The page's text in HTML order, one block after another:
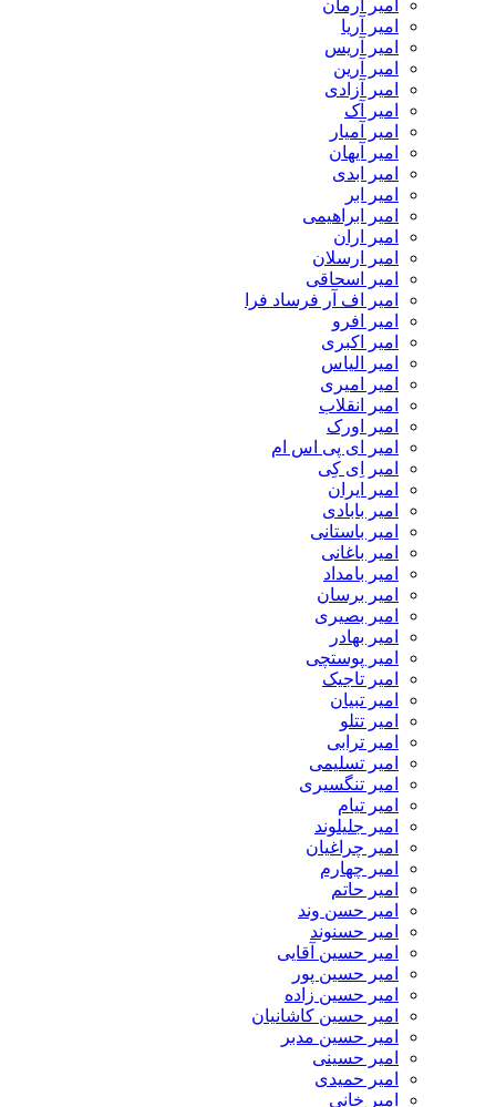
امیر آرمان
امیر آریا
امیر آریس
امیر آرین
امیر آزادی
امیر آک
امیر آمیار
امیر آیهان
امیر ابدی
امیر ابر
امیر ابراهیمی
امیر اران
امیر ارسلان
امیر اسحاقی
امیر اف آر فرساد فرا
امیر افرو
امیر اکبری
امیر الیاس
امیر امیری
امیر انقلاب
امیر اورک
امیر ای پی اس ام
امیر اِی کِی
امیر ایران
امیر بابادی
امیر باستانی
امیر باغانی
امیر بامداد
امیر برسان
امیر بصیری
امیر بهادر
امیر پوستچی
امیر تاجیک
امیر تبیان
امیر تتلو
امیر ترابی
امیر تسلیمی
امیر تنگسیری
امیر تیام
امیر جلیلوند
امیر چراغیان
امیر چهارم
امیر حاتم
امیر حسن وند
امیر حسنوند
امیر حسین آقایی
امیر حسین پور
امیر حسین زاده
امیر حسین کاشانیان
امیر حسین مدبر
امیر حسینی
امیر حمیدی
امیر خانی